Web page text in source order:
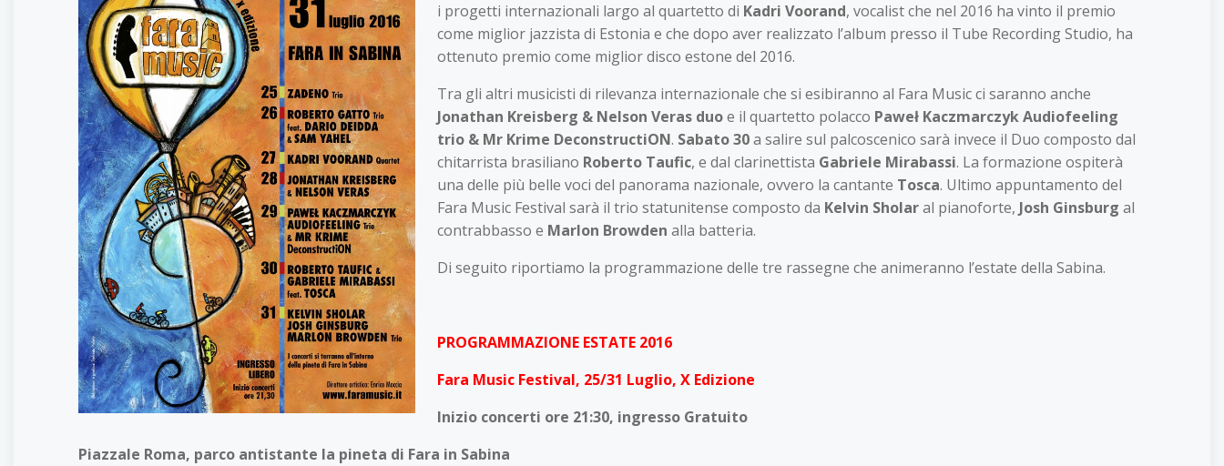
i progetti internazionali largo al quartetto di Kadri Voorand, vocalist che nel 2016 ha vinto il premio
come miglior jazzista di Estonia e che dopo aver realizzato l’album presso il Tube Recording Studio, ha
ottenuto premio come miglior disco estone del 2016.
Tra gli altri musicisti di rilevanza internazionale che si esibiranno al Fara Music ci saranno anche
Jonathan Kreisberg & Nelson Veras duoe il quartetto polacco Paweł Kaczmarczyk Audiofeeling
trio & Mr Krime DeconstructiON. Sabato 30a salire sul palcoscenico sarà invece il Duo composto dal
chitarrista brasiliano Roberto Taufic, e dal clarinettista Gabriele Mirabassi. La formazione ospiterà
una delle più belle voci del panorama nazionale, ovvero la cantante Tosca. Ultimo appuntamento del
Fara Music Festival sarà il trio statunitense composto da Kelvin Sholaral pianoforte, Josh Ginsburg al
contrabbasso e Marlon Browden alla batteria.
Di seguito riportiamo la programmazione delle tre rassegne che animeranno l’estate della Sabina.
PROGRAMMAZIONE ESTATE 2016
Fara Music Festival, 25/31 Luglio, X Edizione
Inizio concerti ore 21:30, ingresso Gratuito
Piazzale Roma, parco antistante la pineta di Fara in Sabina